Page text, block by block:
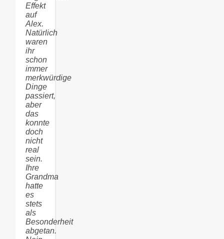
Effekt
auf
Alex.
Natürlich
waren
ihr
schon
immer
merkwürdige
Dinge
passiert,
aber
das
konnte
doch
nicht
real
sein.
Ihre
Grandma
hatte
es
stets
als
Besonderheit
abgetan.